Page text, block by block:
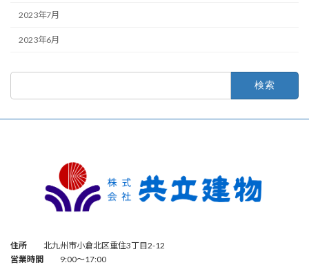
2023年7月
2023年6月
住所 北九州市小倉北区重住3丁目2-12
営業時間 9:00～17:00